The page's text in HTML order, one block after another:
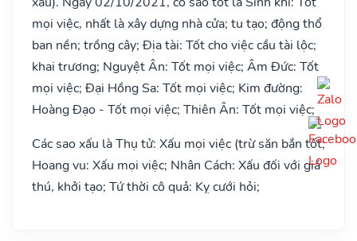
mọi việc, nhất là xây dựng nhà cửa; tu tạo; động thổ
ban nền; trồng cây; Địa tài: Tốt cho việc cầu tài lộc;
khai trương; Nguyệt Ân: Tốt mọi việc; Âm Đức: Tốt
mọi việc; Đại Hồng Sa: Tốt mọi việc; Kim đường:
Hoàng Đạo - Tốt mọi việc; Thiên Ân: Tốt mọi việc;
Các sao xấu là Thụ tử: Xấu mọi việc (trừ săn bắn tốt;
Hoang vu: Xấu mọi việc; Nhân Cách: Xấu đối với giá
thú, khởi tạo; Tứ thời cô quả: Kỵ cưới hỏi;